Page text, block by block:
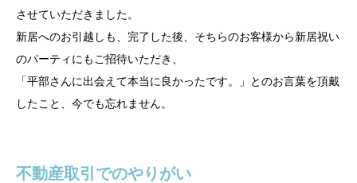
させていただきました。
新居へのお引越しも、完了した後、そちらのお客様から新居祝い
のパーティにもご招待いただき、
「平部さんに出会えて本当に良かったです。」とのお言葉を頂戴
したこと、今でも忘れません。
不動産取引でのやりがい